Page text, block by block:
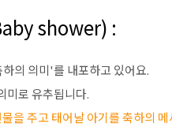
shower) :
의 의미'를 내포하고 있어요.
미로 유추됩니다.
을 주고 태어날 아기를 축하의